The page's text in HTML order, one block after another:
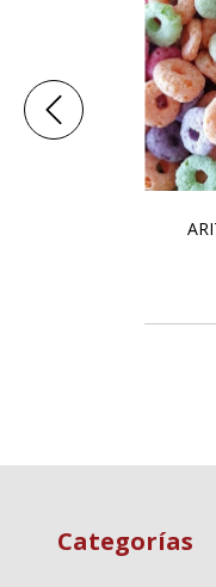
250GR
Categorías